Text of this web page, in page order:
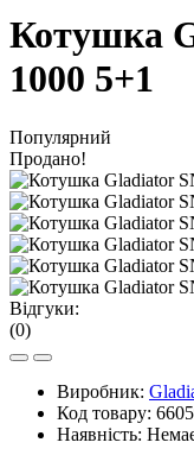
Котушка
1000 5+1
Популярний
Продано!
Відгуки:
(0)
Виробник:
Код товару:
Наявність: